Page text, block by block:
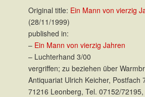
Original title: Ein Mann von vierzig
(28/11/1999)
published in:
– Ein Mann von vierzig Jahren
– Luchterhand 3/00
vergriffen; zu beziehen über
Antiquariat Ulrich Keicher, Postfach
71216 Leonberg, Tel. 07152/72195,